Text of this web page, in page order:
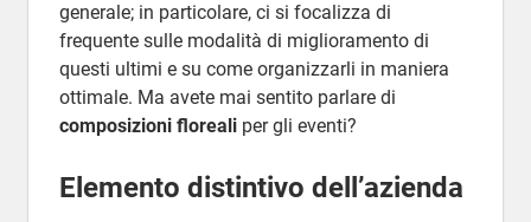
generale; in particolare, ci si focalizza di
frequente sulle modalità di miglioramento di
questi ultimi e su come organizzarli in maniera
ottimale. Ma avete mai sentito parlare di
composizioni florealiper gli eventi?
Elemento distintivo dell’azienda